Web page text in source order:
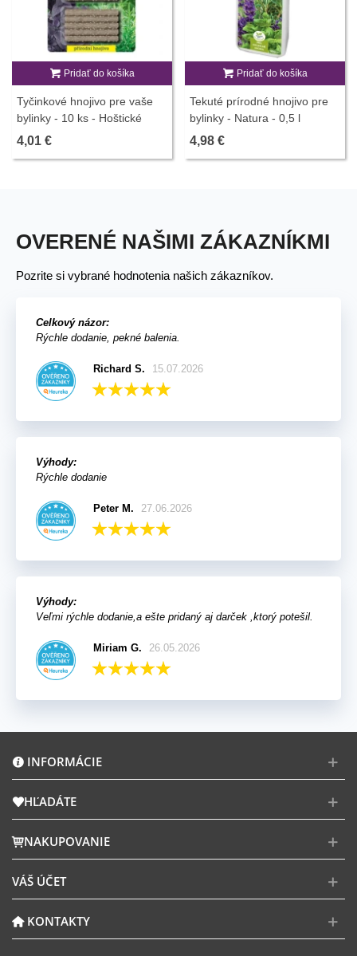
Pridať do košíka
Tyčinkové hnojivo pre vaše
bylinky - 10 ks - Hoštické
hnojivo
4,01 €
Pridať do košíka
Tekuté prírodné hnojivo pre
bylinky - Natura - 0,5 l
4,98 €
OVERENÉ NAŠIMI ZÁKAZNÍKMI
Pozrite si vybrané hodnotenia našich zákazníkov.
Celkový názor:
Rýchle dodanie, pekné balenia.
Richard S. 15.07.2026
Výhody:
Rýchle dodanie
Peter M. 27.06.2026
Výhody:
Veľmi rýchle dodanie,a ešte pridaný aj darček ,ktorý potešil.
Miriam G. 26.05.2026
INFORMÁCIE
HĽADÁTE
NAKUPOVANIE
VÁŠ ÚČET
KONTAKTY